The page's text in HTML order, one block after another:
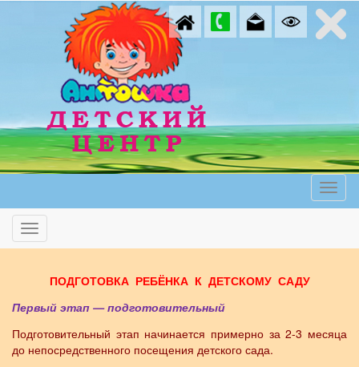
ПОДГОТОВКА РЕБЁНКА К ДЕТСКОМУ САДУ
Первый этап — подготовительный
Подготовительный этап начинается примерно за 2-3 месяца
до непосредственного посещения детского сада.